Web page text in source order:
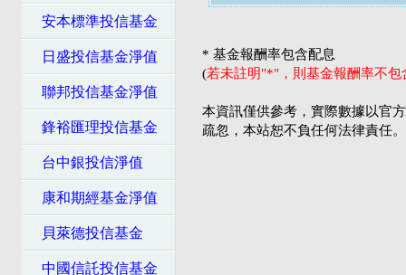
安本標準投信基金
日盛投信基金淨值
聯邦投信基金淨值
鋒裕匯理投信基金
台中銀投信淨值
康和期經基金淨值
貝萊德投信基金
中國信託投信基金
* 基金報酬率包含配息
(若未註明"*"，則基金報酬率不
本資訊僅供參考，實際數據以官
疏忽，本站恕不負任何法律責任。